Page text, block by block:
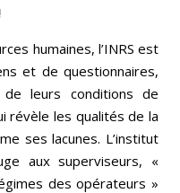
humaines, l’INRS est
et de questionnaires,
de leurs conditions de
révèle les qualités de la
ses lacunes. L’institut
aux superviseurs, «
des opérateurs »